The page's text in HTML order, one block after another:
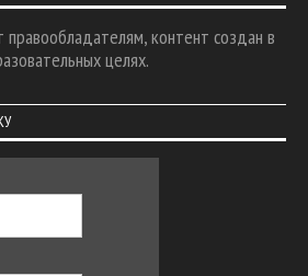
правообладателям, контент создан в
целях.